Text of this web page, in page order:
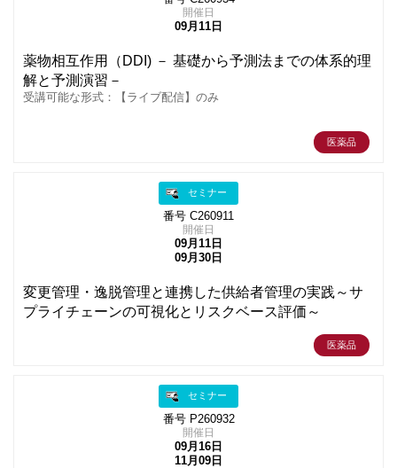
開催日
09月11日
薬物相互作用（DDI) － 基礎から予測法までの体系的理
解と予測演習－
受講可能な形式：【ライブ配信】のみ
医薬品
セミナー
番号 C260911
開催日
09月11日
09月30日
変更管理・逸脱管理と連携した供給者管理の実践～サ
プライチェーンの可視化とリスクベース評価～
医薬品
セミナー
番号 P260932
開催日
09月16日
11月09日